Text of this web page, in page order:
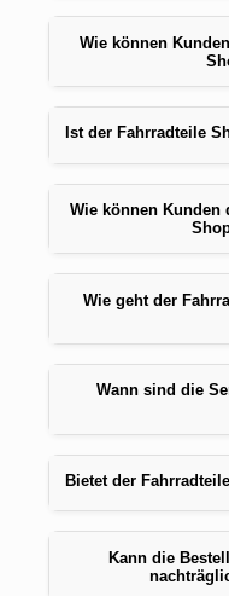
Wie können
Ist der Fahrradteile
Wie können Kunden
Wie geht der
Wann sind die
Bietet der
Kann die